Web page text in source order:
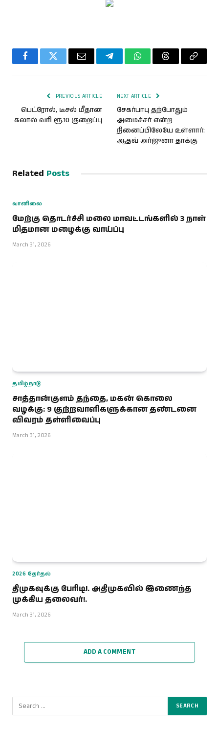
FacebookTwitter Email TelegramWhatsAppThreadsCopy
PREVIOUS ARTICLE
பெட்ரோல், டீசல் மீதான
கலால் வரி ரூ.10 குறைப்பு
NEXT ARTICLE
சேகர்பாபு தற்போதும்
அமைச்சர் என்ற
நினைப்பிலேயே உள்ளார்:
ஆதவ் அர்ஜுனா தாக்கு
Related Posts
வானிலை
மேற்கு தொடர்ச்சி மலை மாவட்டங்களில் 3 நாள்
மிதமான மழைக்கு வாய்ப்பு
March 31, 2026
தமிழ்நாடு
சாத்தான்குளம் தந்தை, மகன் கொலை
வழக்கு: 9 குற்றவாளிகளுக்கான தண்டனை
விவரம் தள்ளிவைப்பு
March 31, 2026
2026 தேர்தல்
திமுகவுக்கு பேரிடி!. அதிமுகவில் இணைந்த
முக்கிய தலைவர்!.
March 31, 2026
ADD A COMMENT